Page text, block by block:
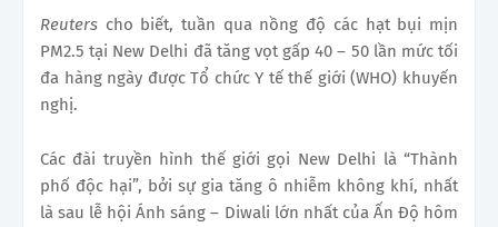
Reuters cho biết, tuần qua nồng độ các hạt bụi mịn
PM2.5 tại New Delhi đã tăng vọt gấp 40 – 50 lần mức tối
đa hàng ngày được Tổ chức Y tế thế giới (WHO) khuyến
nghị.
Các đài truyền hình thế giới gọi New Delhi là “Thành
phố độc hại”, bởi sự gia tăng ô nhiễm không khí, nhất
là sau lễ hội Ánh sáng – Diwali lớn nhất của Ấn Độ hôm